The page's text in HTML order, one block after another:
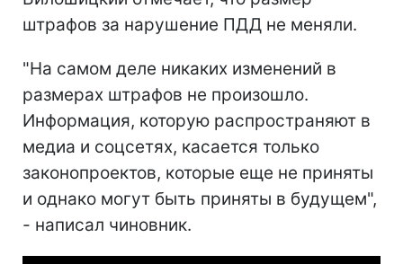
штрафов за нарушение ПДД не меняли.
"На самом деле никаких изменений в
размерах штрафов не произошло.
Информация, которую распространяют в
медиа и соцсетях, касается только
законопроектов, которые еще не приняты
и однако могут быть приняты в будущем",
- написал чиновник.